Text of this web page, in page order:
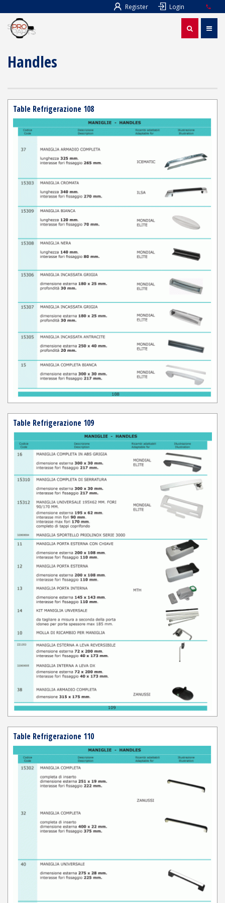
Register Login
Handles
Table Refrigerazione 108
Table Refrigerazione 109
Table Refrigerazione 110